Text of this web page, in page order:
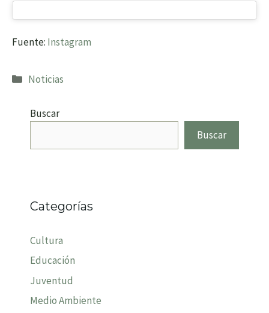
Fuente: Instagram
Categorías
Noticias
Buscar
Buscar
Categorías
Cultura
Educación
Juventud
Medio Ambiente